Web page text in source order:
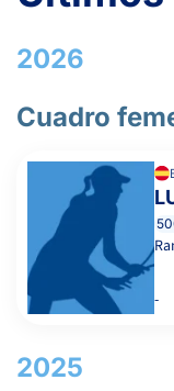
2026
Cuadro
-
2025